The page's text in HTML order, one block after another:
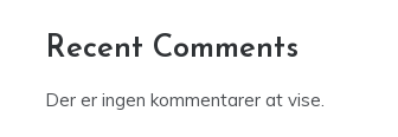
Recent Comments
Der er ingen kommentarer at vise.